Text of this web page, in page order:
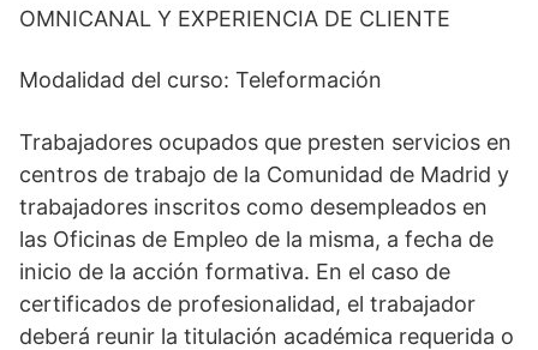
OMNICANAL Y EXPERIENCIA DE CLIENTE
Modalidad del curso: Teleformación
Trabajadores ocupados que presten servicios en
centros de trabajo de la Comunidad de Madrid y
trabajadores inscritos como desempleados en
las Oficinas de Empleo de la misma, a fecha de
inicio de la acción formativa. En el caso de
certificados de profesionalidad, el trabajador
deberá reunir la titulación académica requerida o